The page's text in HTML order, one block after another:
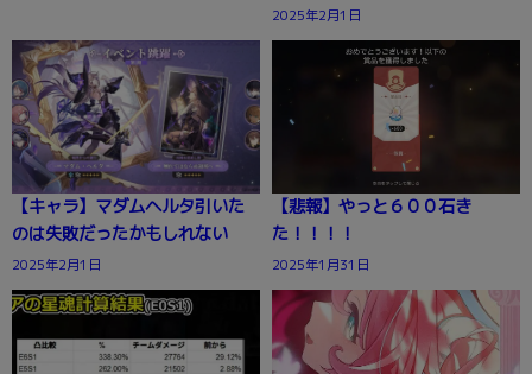
2025年2月1日
【キャラ】マダムヘルタ引いた
のは失敗だったかもしれない
2025年2月1日
【悲報】やっと６００石き
た！！！！
2025年1月31日